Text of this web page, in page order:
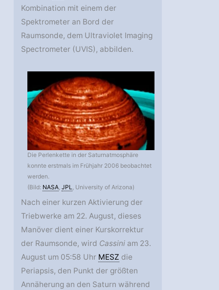
Kombination mit einem der
Spektrometer an Bord der
Raumsonde, dem Ultraviolet Imaging
Spectrometer (UVIS), abbilden.
Die Perlenkette in der Saturnatmosphäre
konnte erstmals im Frühjahr 2006 beobachtet
werden.
(Bild: NASA,JPL, University of Arizona)
Nach einer kurzen Aktivierung der
Triebwerke am 22. August, dieses
Manöver dient einer Kurskorrektur
der Raumsonde, wird Cassini am 23.
August um 05:58 Uhr MESZ die
Periapsis, den Punkt der größten
Annäherung an den Saturn während